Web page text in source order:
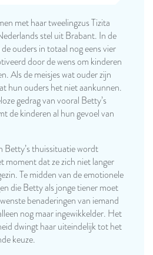
met haar tweelingzus Tizita
stel uit Brabant. In de
ouders in totaal nog eens vier
door de wens om kinderen
Als de meisjes wat ouder zijn
hun ouders het niet aankunnen.
gedrag van vooral Betty’s
de kinderen al hun gevoel van
thuissituatie wordt
moment dat ze zich niet langer
Te midden van de emotionele
die Betty als jonge tiener moet
benaderingen van iemand
nog maar ingewikkelder. Het
dwingt haar uiteindelijk tot het
keuze.